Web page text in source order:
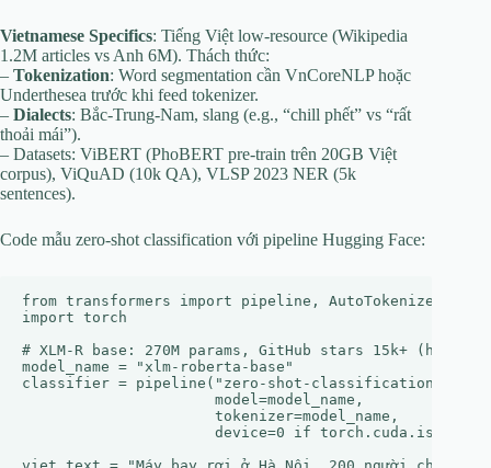
Vietnamese Specifics: Tiếng Việt low-resource (Wikipedia
1.2M articles vs Anh 6M). Thách thức:
– Tokenization: Word segmentation cần VnCoreNLP hoặc
Underthesea trước khi feed tokenizer.
– Dialects: Bắc-Trung-Nam, slang (e.g., “chill phết” vs “rất
thoải mái”).
– Datasets: ViBERT (PhoBERT pre-train trên 20GB Việt
corpus), ViQuAD (10k QA), VLSP 2023 NER (5k
sentences).
Code mẫu zero-shot classification với pipeline Hugging Face:
from transformers import pipeline, AutoTokenizer,
import torch
# XLM-R base: 270M params, GitHub stars 15k+
model_name = "xlm-roberta-base"
classifier = pipeline("zero-shot-classification",
                      model=model_name,
                      tokenizer=model_name,
device=0 if